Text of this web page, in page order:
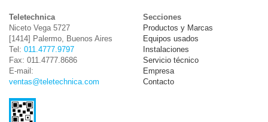
Teletechnica
Niceto Vega 5727
[1414] Palermo, Buenos Aires
Tel: 011.4777.9797
Fax: 011.4777.8686
E-mail:
ventas@teletechnica.com
Secciones
Productos y Marcas
Equipos usados
Instalaciones
Servicio técnico
Empresa
Contacto